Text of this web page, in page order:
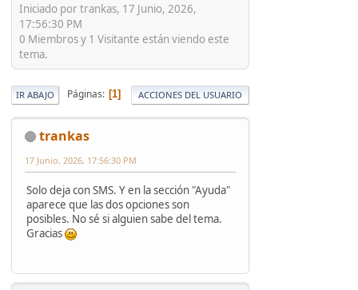
Iniciado por trankas, 17 Junio, 2026,
17:56:30 PM
0 Miembros y 1 Visitante están viendo este
tema.
IR ABAJO Páginas 1 ACCIONES DEL USUARIO
trankas
17 Junio, 2026, 17:56:30 PM
Solo deja con SMS. Y en la sección "Ayuda"
aparece que las dos opciones son
posibles. No sé si alguien sabe del tema.
Gracias